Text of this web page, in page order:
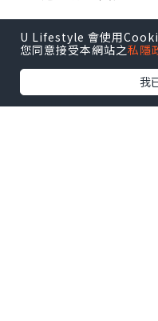
日高鍋物餐廳內
U Lifestyle 會使用
您同意接受本網站之私隱
我